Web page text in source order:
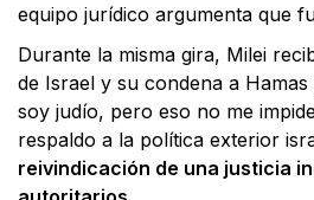
equipo jurídico argumenta que
Durante la misma gira, Milei
de Israel y su condena a
soy judío, pero eso no me
respaldo a la política exterior
reivindicación de una justicia